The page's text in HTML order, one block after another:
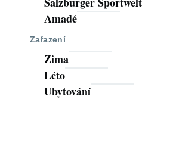
Amadé
Zařazení
Zima
Léto
Ubytování